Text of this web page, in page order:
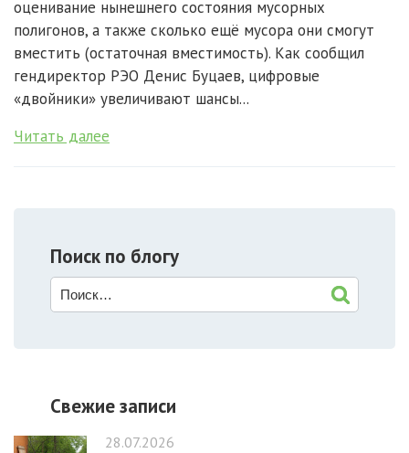
оценивание нынешнего состояния мусорных
полигонов, а также сколько ещё мусора они смогут
вместить (остаточная вместимость). Как сообщил
гендиректор РЭО Денис Буцаев, цифровые
«двойники» увеличивают шансы...
Читать далее
Поиск по блогу
Свежие записи
28.07.2026